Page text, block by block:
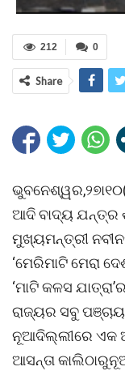
0
212
Share
ଆଦି ବାଦ୍ୟ
ମୁଖ୍ୟମନ୍ତ୍ରୀ
‘ମେରିମାଟି ମେରା
‘ମାଟି କଳସ
ରାଜ୍ୟର ସବୁ
ନୂଆଦିଲ୍ଲୀରେ ଏକ
ଆସନ୍ତା